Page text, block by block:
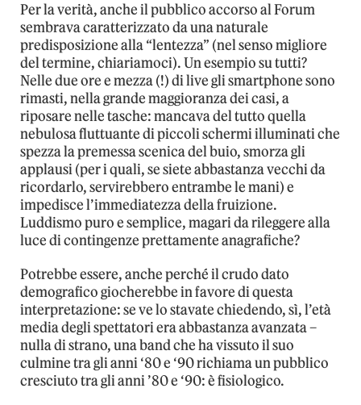
Per la verità, anche il pubblico accorso al Forum
sembrava caratterizzato da una naturale
predisposizione alla “lentezza” (nel senso migliore
del termine, chiariamoci). Un esempio su tutti?
Nelle due ore e mezza (!) di live gli smartphone sono
rimasti, nella grande maggioranza dei casi, a
riposare nelle tasche: mancava del tutto quella
nebulosa fluttuante di piccoli schermi illuminati che
spezza la premessa scenica del buio, smorza gli
applausi (per i quali, se siete abbastanza vecchi da
ricordarlo, servirebbero entrambe le mani) e
impedisce l’immediatezza della fruizione.
Luddismo puro e semplice, magari da rileggere alla
luce di contingenze prettamente anagrafiche?
Potrebbe essere, anche perché il crudo dato
demografico giocherebbe in favore di questa
interpretazione: se ve lo stavate chiedendo, sì, l’età
media degli spettatori era abbastanza avanzata –
nulla di strano, una band che ha vissuto il suo
culmine tra gli anni ‘80 e ‘90 richiama un pubblico
cresciuto tra gli anni ’80 e ‘90: è fisiologico.